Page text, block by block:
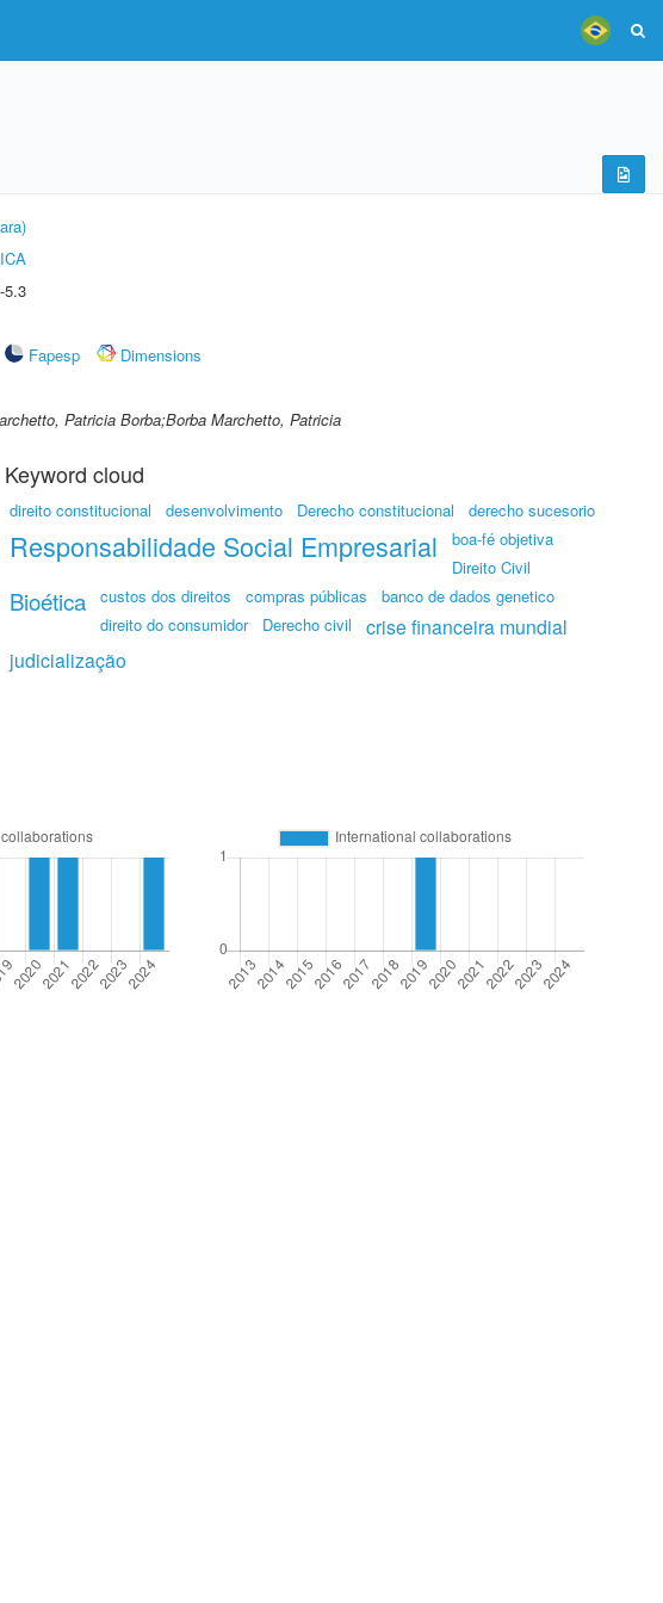
5.3
Fapesp
Dimensions
Patricia Borba;Borba Marchetto, Patricia
Keyword cloud
direito constitucional desenvolvimento Derecho constitucional derecho sucesorio
Responsabilidade Social Empresarial
boa-fé objetiva
Direito Civil
Bioética custos dos direitos compras públicas
banco de dados genetico
direito do consumidor
Derecho civil
crise financeira mundial
judicialização